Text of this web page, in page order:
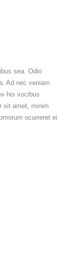
sea. Odio
Ad nec veniam
his vocibus
sit amet, minim
ocurreret ei